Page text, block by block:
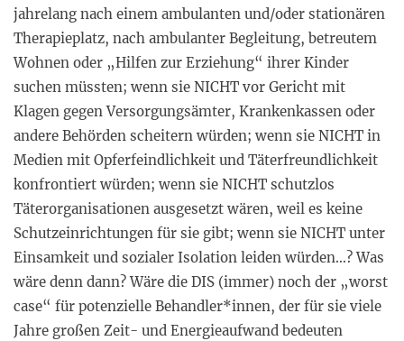
jahrelang nach einem ambulanten und/oder stationären
Therapieplatz, nach ambulanter Begleitung, betreutem
Wohnen oder „Hilfen zur Erziehung“ ihrer Kinder
suchen müssten; wenn sie NICHT vor Gericht mit
Klagen gegen Versorgungsämter, Krankenkassen oder
andere Behörden scheitern würden; wenn sie NICHT in
Medien mit Opferfeindlichkeit und Täterfreundlichkeit
konfrontiert würden; wenn sie NICHT schutzlos
Täterorganisationen ausgesetzt wären, weil es keine
Schutzeinrichtungen für sie gibt; wenn sie NICHT unter
Einsamkeit und sozialer Isolation leiden würden…? Was
wäre denn dann? Wäre die DIS (immer) noch der „worst
case“ für potenzielle Behandler*innen, der für sie viele
Jahre großen Zeit- und Energieaufwand bedeuten